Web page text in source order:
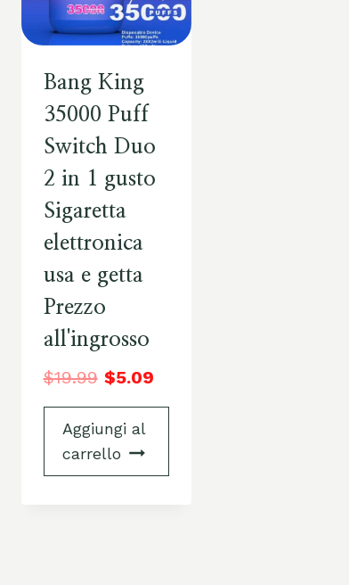
Bang King
35000 Puff
Switch Duo
2 in 1 gusto
Sigaretta
elettronica
usa e getta
Prezzo
all'ingrosso
$19.99 $5.09
Aggiungi al
carrello